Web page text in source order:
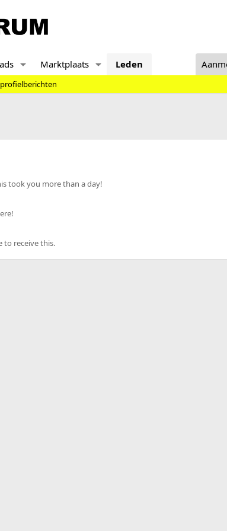
Marktplaats Leden
took you more than a day!
to receive this.